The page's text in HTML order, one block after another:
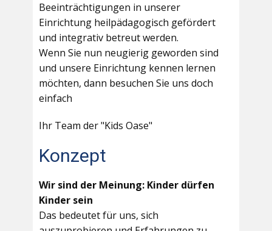
Beeinträchtigungen in unserer
Einrichtung heilpädagogisch gefördert
und integrativ betreut werden.
Wenn Sie nun neugierig geworden sind
und unsere Einrichtung kennen lernen
möchten, dann besuchen Sie uns doch
einfach
Ihr Team der "Kids Oase"
Konzept
Wir sind der Meinung: Kinder dürfen
Kinder sein
Das bedeutet für uns, sich